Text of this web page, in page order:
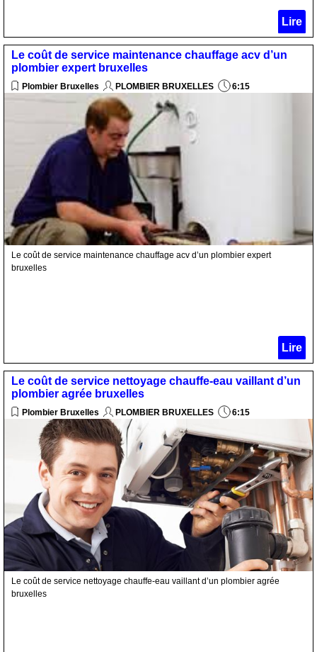
Lire
Le coût de service maintenance chauffage acv d’un
plombier expert bruxelles
Plombier Bruxelles PLOMBIER BRUXELLES 6:15
Le coût de service maintenance chauffage acv d’un plombier expert
bruxelles
Lire
Le coût de service nettoyage chauffe-eau vaillant d’un
plombier agrée bruxelles
Plombier Bruxelles PLOMBIER BRUXELLES 6:15
Le coût de service nettoyage chauffe-eau vaillant d’un plombier agrée
bruxelles